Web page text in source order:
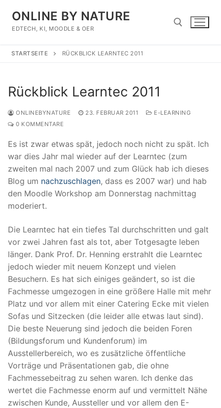
Inhalt
springen
ONLINE BY NATURE
EDTECH, KI, MOODLE & OER
STARTSEITE RÜCKBLICK LEARNTEC 2011
Rückblick Learntec 2011
ONLINEBYNATURE 23. FEBRUAR 2011
E-LEARNING
0 KOMMENTARE
Es ist zwar etwas spät, jedoch noch nicht zu spät. Ich
war dies Jahr mal wieder auf der Learntec (zum
zweiten mal nach 2007 und zum Glück hab ich dieses
Blog um nachzuschlagen, dass es 2007 war) und hab
den Moodle Workshop am Donnerstag nachmittag
moderiert.
Die Learntec hat ein tiefes Tal durchschritten und galt
vor zwei Jahren fast als tot, aber Totgesagte leben
länger. Dank Prof. Dr. Henning erstrahlt die Learntec
jedoch wieder mit neuem Konzept und vielen
Besuchern. Es hat sich einiges geändert, so ist die
Fachmesse umgezogen in eine größere Halle mit mehr
Platz und vor allem mit einer Catering Ecke mit vielen
Sofas und Sitzecken (die leider alle etwas laut sind).
Die beste Neuerung sind jedoch die beiden Foren
(Bildungsforum und Kundenforum) im
Ausstellerbereich, wo es zusätzliche öffentliche
Vorträge und Präsentationen gab, die ohne
Fachmessebeitrag zu sehen waren. Ich denke das
wertet die Fachmesse enorm auf und vermittelt Nähe
zwischen Kunde, Aussteller und vor allem den E-